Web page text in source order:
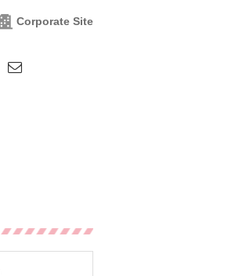
Corporate Site